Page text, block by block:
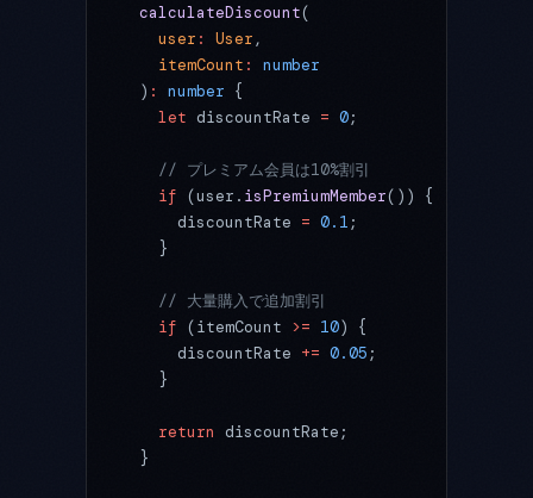
  calculateDiscount
(
    user
: User ,
    itemCount
:
number
  )
: number {
    let
discountRate = 0;
    // プレミアム会員は10%割引
    if
(user. isPremiumMember()) {
      discountRate
= 0.1 ;
    }
    // 大量購入で追加割引
    if
(itemCount >= 10) {
      discountRate
+= 0.05 ;
    }
    return
discountRate;
  }